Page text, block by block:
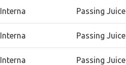
Interna Passing Juice
Interna Passing Juice
Interna Passing Juice